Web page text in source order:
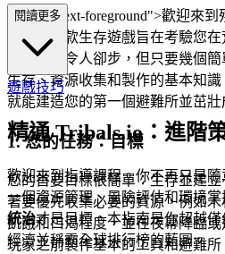
s="mb-4 text-foreground">歡迎來
世界！這款生存遊戲旨在考驗您
可能看似令人卻步，但只要幾個
生存、資源收集和製作的基本知
就能建造您的第一個避難所並茁壯
1. 您的任務：目標
您的首要目標很簡單：生存並建
著要優先收集必要的資源，例如
飢餓和口渴程度，並在夜幕降臨
玩家之前製作基本的工具和避難所
閱讀更多
遊戲技巧
精通 Tribals.io：進階
歡迎來到指導課程。你不再只是
一個資源管理、風險評估和環境
統治才是目標。本指南是你超越
經濟並稱霸全球排行榜的藍圖。